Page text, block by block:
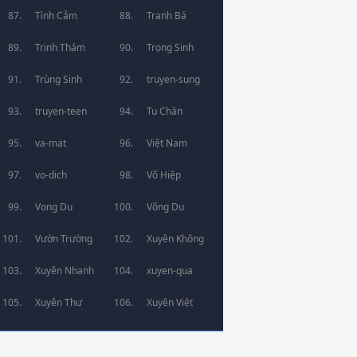
Tình Cảm Tranh Bá
Trinh Thám Trọng Sinh
Trùng Sinh truyen-sung
truyen-teen Tu Chân
va-mat Việt Nam
vo-dich Võ Hiệp
Vong Du Võng Du
Vườn Trường Xuyên Không
Xuyên Nhanh xuyen-qua
Xuyên Thư Xuyên Việt